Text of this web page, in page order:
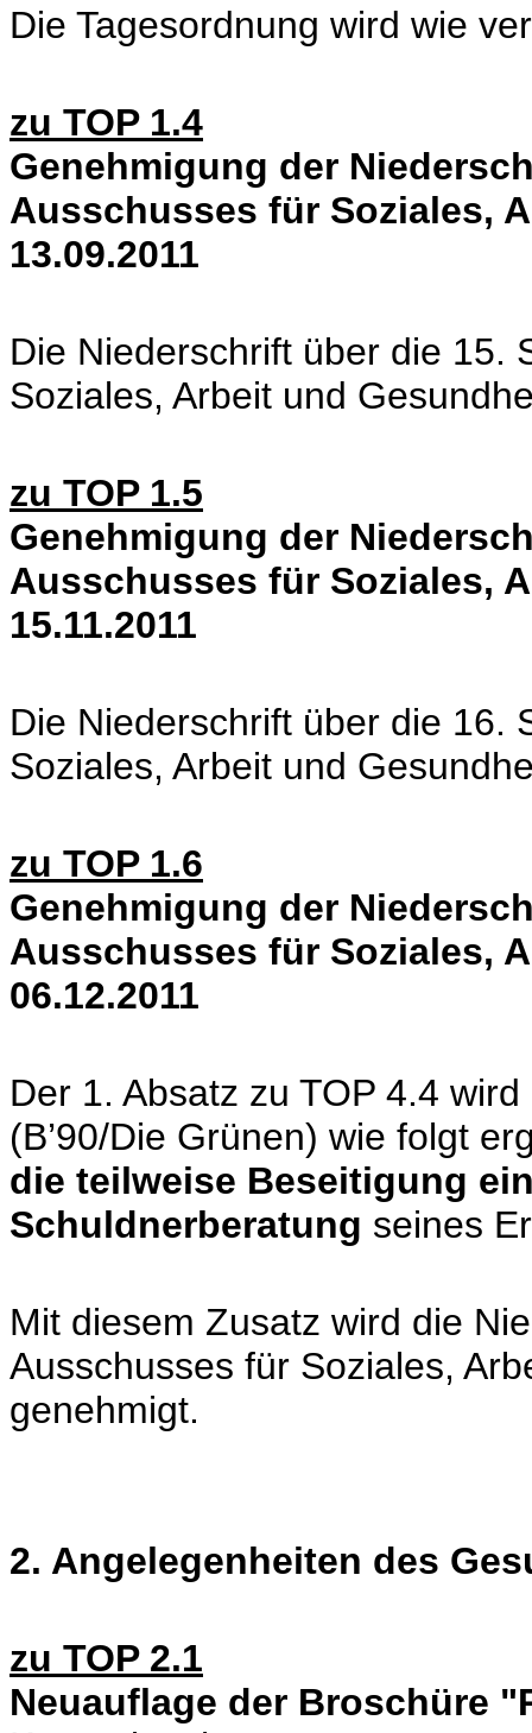
Die Tagesordnung wird wie
zu TOP 1.4
Genehmigung der
Ausschusses für Soziales,
13.09.2011
Die Niederschrift über die 15.
Soziales, Arbeit und
zu TOP 1.5
Genehmigung der
Ausschusses für Soziales,
15.11.2011
Die Niederschrift über die 16.
Soziales, Arbeit und
zu TOP 1.6
Genehmigung der
Ausschusses für Soziales,
06.12.2011
Der 1. Absatz zu TOP 4.4
(B’90/Die Grünen) wie folgt
die teilweise Beseitigung
Schuldnerberatung seines
Mit diesem Zusatz wird die
Ausschusses für Soziales,
genehmigt.
2. Angelegenheiten des
zu TOP 2.1
Neuauflage der Broschüre